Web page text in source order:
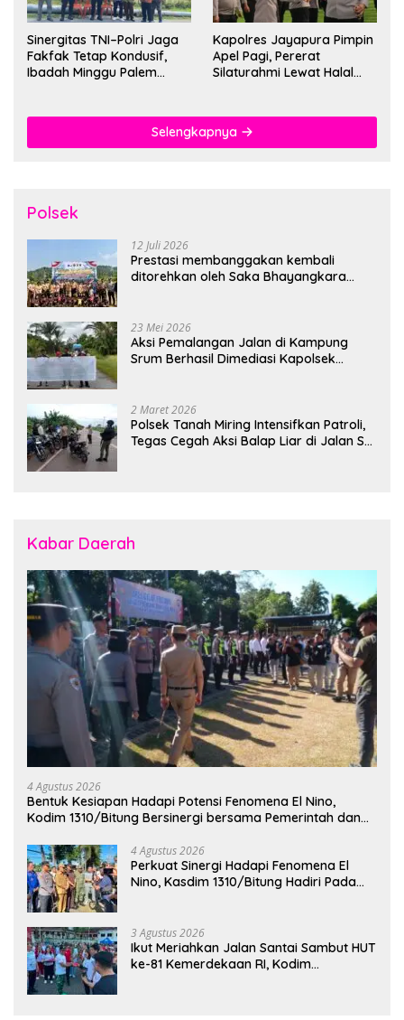
Sinergitas TNI–Polri Jaga
Fakfak Tetap Kondusif,
Ibadah Minggu Palem
Kapolres Jayapura Pimpin
Apel Pagi, Pererat
Silaturahmi Lewat Halal
Selengkapnya
Polsek
12 Juli 2026
Prestasi membanggakan kembali
ditorehkan oleh Saka Bhayangkara
23 Mei 2026
Aksi Pemalangan Jalan di Kampung
Srum Berhasil Dimediasi Kapolsek
2 Maret 2026
Polsek Tanah Miring Intensifkan Patroli,
Tegas Cegah Aksi Balap Liar di Jalan SP
Kabar Daerah
4 Agustus 2026
Bentuk Kesiapan Hadapi Potensi Fenomena El Nino,
Kodim 1310/Bitung Bersinergi bersama Pemerintah dan
Bencana
4 Agustus 2026
Perkuat Sinergi Hadapi Fenomena El
Nino, Kasdim 1310/Bitung Hadiri Pada
3 Agustus 2026
Ikut Meriahkan Jalan Santai Sambut HUT
ke-81 Kemerdekaan RI, Kodim